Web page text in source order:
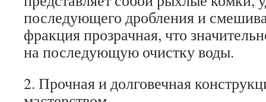
последующего дробления и
фракция прозрачная, что
на последующую очистку воды.
2. Прочная и долговечная